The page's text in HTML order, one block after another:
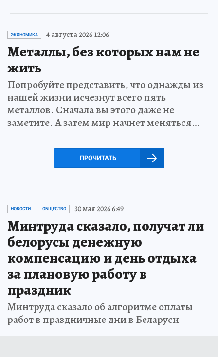
ЭКОНОМИКА 4 августа 2026 12:06
Металлы, без которых нам не
жить
Попробуйте представить, что однажды из
нашей жизни исчезнут всего пять
металлов. Сначала вы этого даже не
заметите. А затем мир начнет меняться…
ПРОЧИТАТЬ
НОВОСТИ ОБЩЕСТВО 30 мая 2026 6:49
Минтруда сказало, получат ли
белорусы денежную
компенсацию и день отдыха
за плановую работу в
праздник
Минтруда сказало об алгоритме оплаты
работ в праздничные дни в Беларуси